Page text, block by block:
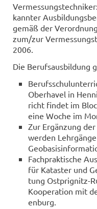
kann­ter
gemäß der
zum/zur
2006.
Die Be­rufs­aus­bil­dung
Ober­ha­vel in
richt fin­det im
eine Woche im
Zur Er­gän­zung
wer­den
Fach­prak­ti­sche
für Ka­tas­ter und
tung Ostprignitz-​
Ko­ope­ra­ti­on mit
en­burg.